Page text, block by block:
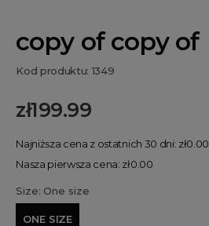
copy of copy of
Kod produktu: 1349
zł199.99
Najniższa cena z ostatnich 30 dni: zł0.00
Nasza pierwsza cena: zł0.00
Size: One size
ONE SIZE